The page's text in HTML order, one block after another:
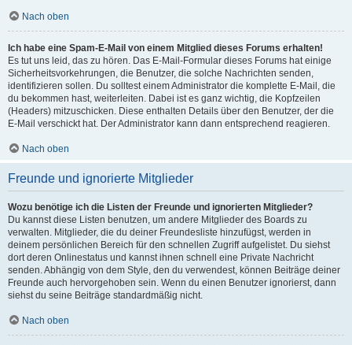
Nach oben
Ich habe eine Spam-E-Mail von einem Mitglied dieses Forums erhalten!
Es tut uns leid, das zu hören. Das E-Mail-Formular dieses Forums hat einige
Sicherheitsvorkehrungen, die Benutzer, die solche Nachrichten senden,
identifizieren sollen. Du solltest einem Administrator die komplette E-Mail, die
du bekommen hast, weiterleiten. Dabei ist es ganz wichtig, die Kopfzeilen
(Headers) mitzuschicken. Diese enthalten Details über den Benutzer, der die
E-Mail verschickt hat. Der Administrator kann dann entsprechend reagieren.
Nach oben
Freunde und ignorierte Mitglieder
Wozu benötige ich die Listen der Freunde und ignorierten Mitglieder?
Du kannst diese Listen benutzen, um andere Mitglieder des Boards zu
verwalten. Mitglieder, die du deiner Freundesliste hinzufügst, werden in
deinem persönlichen Bereich für den schnellen Zugriff aufgelistet. Du siehst
dort deren Onlinestatus und kannst ihnen schnell eine Private Nachricht
senden. Abhängig von dem Style, den du verwendest, können Beiträge deiner
Freunde auch hervorgehoben sein. Wenn du einen Benutzer ignorierst, dann
siehst du seine Beiträge standardmäßig nicht.
Nach oben